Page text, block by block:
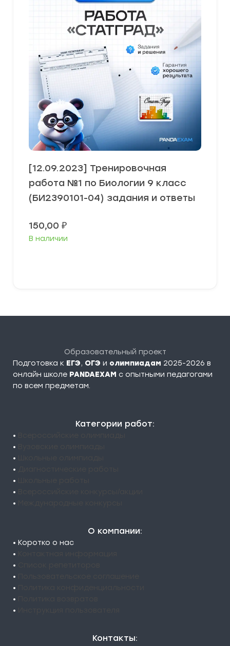
[12.09.2023] Тренировочная
работа №1 по Биологии 9 класс
(БИ2390101-04) задания и ответы
150,00 ₽
В наличии
Образовательный проект
Подготовка к ЕГЭ, ОГЭ и олимпиадам 2025-2026 в
онлайн школе PANDAEXAM c опытными педагогами
по всем предметам.
Категории работ:
•
•
•
•
•
•
•
О компании:
• Коротко о нас
•
•
•
•
•
•
Контакты: